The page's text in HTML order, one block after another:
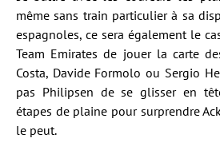
même sans train particulier à sa
espagnoles, ce sera également le
Team Emirates de jouer la carte
Costa, Davide Formolo ou Sergio
pas Philipsen de se glisser en
étapes de plaine pour surprendre
le peut.